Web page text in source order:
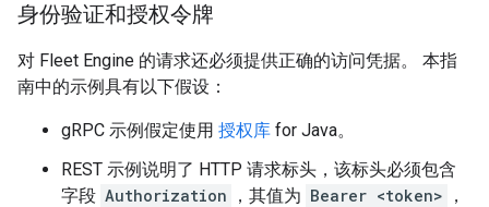
身份验证和授权令牌
对 Fleet Engine 的请求还必须提供正确的访问凭据。 本指
南中的示例具有以下假设：
gRPC 示例假定使用 授权库 for Java。
REST 示例说明了 HTTP 请求标头，该标头必须包含
字段 Authorization ，其值为 Bearer <token>
，